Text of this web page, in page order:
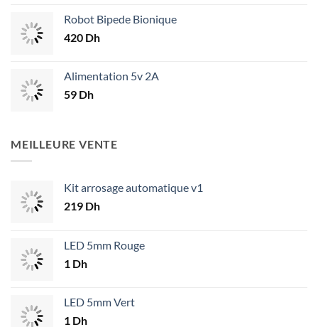
Robot Bipede Bionique
420 Dh
Alimentation 5v 2A
59 Dh
MEILLEURE VENTE
Kit arrosage automatique v1
219 Dh
LED 5mm Rouge
1 Dh
LED 5mm Vert
1 Dh